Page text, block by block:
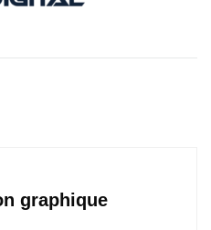
graphique